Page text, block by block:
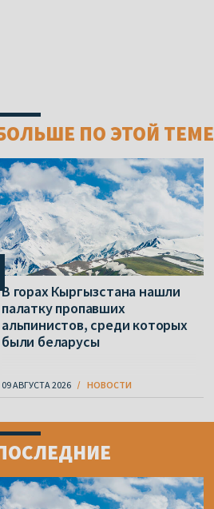
ПО ЭТОЙ ТЕМЕ
В горах Кыргызстана нашли
палатку пропавших
альпинистов, среди которых
были беларусы
09 АВГУСТА 2026 НОВОСТИ